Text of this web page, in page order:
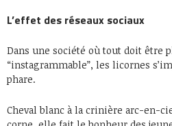
L’effet des réseaux sociaux
Dans une société où tout doit être
“instagrammable”, les licornes
phare.
Cheval blanc à la crinière arc-en-